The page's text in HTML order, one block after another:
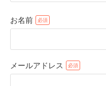
お名前
メールアドレス